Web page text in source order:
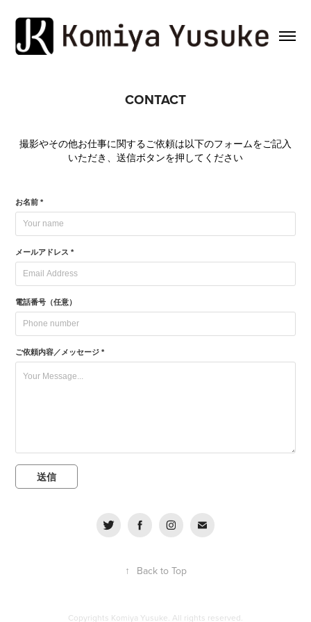
CONTACT
撮影やその他お仕事に関するご依頼は以下のフォームをご記入
いただき、送信ボタンを押してください
お名前 *
メールアドレス *
電話番号（任意）
ご依頼内容／メッセージ *
送信
↑ Back to Top
Copyrights Komiya Yusuke. All rights reserved.